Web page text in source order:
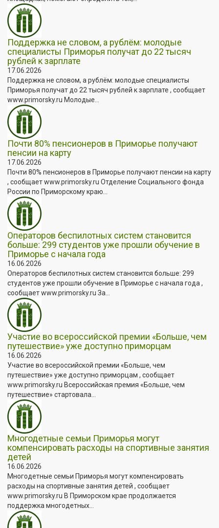
Поддержка не словом, а рублём: молодые
специалисты Приморья получат до 22 тысяч
рублей к зарплате
17.06.2026
Поддержка не словом, а рублём: молодые специалисты
Приморья получат до 22 тысяч рублей к зарплате , сообщает
www.primorsky.ru Молодые...
Почти 80% пенсионеров в Приморье получают
пенсии на карту
17.06.2026
Почти 80% пенсионеров в Приморье получают пенсии на карту
, сообщает www.primorsky.ru Отделение Социального фонда
России по Приморскому краю...
Операторов беспилотных систем становится
больше: 299 студентов уже прошли обучение в
Приморье с начала года
16.06.2026
Операторов беспилотных систем становится больше: 299
студентов уже прошли обучение в Приморье с начала года ,
сообщает www.primorsky.ru За...
Участие во всероссийской премии «Больше, чем
путешествие» уже доступно приморцам
16.06.2026
Участие во всероссийской премии «Больше, чем
путешествие» уже доступно приморцам , сообщает
www.primorsky.ru Всероссийская премия «Больше, чем
путешествие» стартовала...
Многодетные семьи Приморья могут
компенсировать расходы на спортивные занятия
детей
16.06.2026
Многодетные семьи Приморья могут компенсировать
расходы на спортивные занятия детей , сообщает
www.primorsky.ru В Приморском крае продолжается
поддержка многодетных...